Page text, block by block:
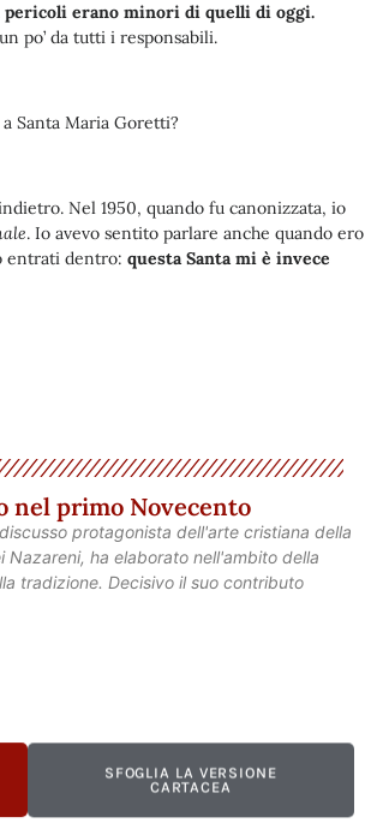
erano minori di quelli di oggi.
po’ da tutti i responsabili.
Santa Maria Goretti?
Nel 1950, quando fu canonizzata, io
. Io avevo sentito parlare anche quando ero
entrati dentro: questa Santa mi è invece
nel primo Novecento
protagonista dell'arte cristiana della
ha elaborato nell'ambito della
tradizione. Decisivo il suo contributo
SFOGLIA LA VERSIONE
CARTACEA